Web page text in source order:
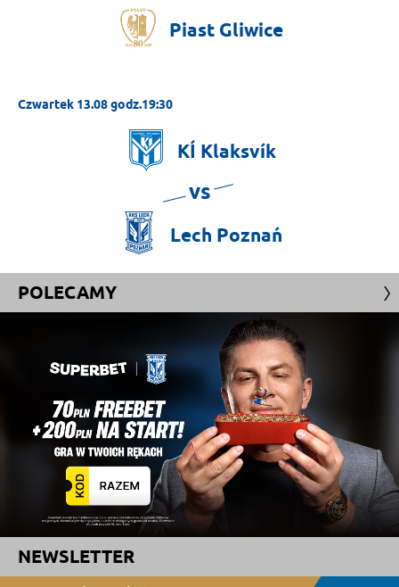
Piast Gliwice
Czwartek 13.08 godz.19:30
KÍ Klaksvík
vs
Lech Poznań
POLECAMY
NEWSLETTER